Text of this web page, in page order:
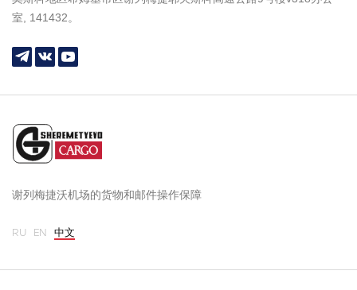
室, 141432。
谢列梅捷沃机场的货物和邮件操作保障
RU EN 中文